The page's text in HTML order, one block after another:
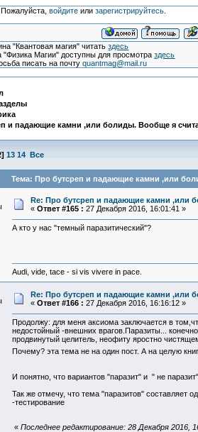
войдитеили зарегистрируйтесь.
"Квантовая магия" читатьздесь
"Физика Магии" доступны для просмотраздесь
писать на почтуquantmag@mail.ru
и падающие камни ,или болиды. Вообще я
] 13 14 Все
Тема: Про бутсреп и падающие камни ,или
Re: Про бутсреп и падающие камни ,или
« Ответ #165 : 27 Декабря 2016, 16:01:41 »
А кто у нас "темный паразитический"?
Audi, vide, tace - si vis vivere in pace.
Re: Про бутсреп и падающие камни ,или
« Ответ #166 : 27 Декабря 2016, 16:16:12 »
Продолжу: для меня аксиома заключается в
недостойный -внешних врагов.Паразиты...
продвинутый целитель, неофиту яростно
Почему? эта тема не на один пост. А на целую
И понятно, что вариантов "паразит" и " не
Так же отмечу, что тема "паразитов" составляет
-тестирование
« Последнее редактирование: 28 Декабря 2016,